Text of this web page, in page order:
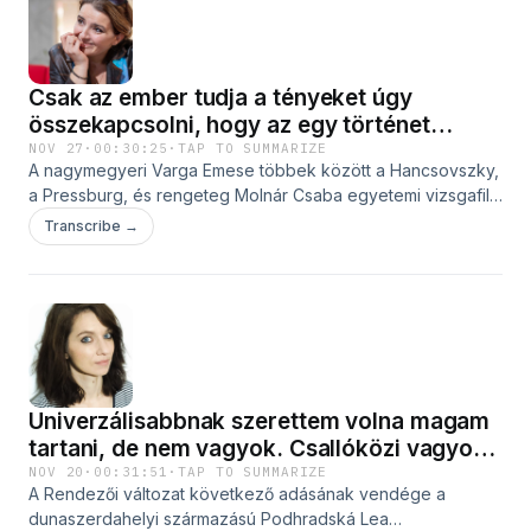
fényképezése között, és arról is, hogyan lett egy
dunaszerdahelyi srácból menő szlovákiai operatőr.
Hallgassátok!
Csak az ember tudja a tényeket úgy
összekapcsolni, hogy az egy történet
legyen, mondja Varga Emese dramaturg
NOV 27 · 00:30:25 ·TAP TO SUMMARIZE
A nagymegyeri Varga Emese többek között a Hancsovszky,
a Pressburg, és rengeteg Molnár Csaba egyetemi vizsgafilm
társírója, de igazából sokkal inkább színházi emberként
ismert. Évtizedekig volt a Komáromi Jókai Színház
drámaíró pályázatnak, szlovákiai magyar filmes és színházi
körökben egy kicsit mindenhol otthon van.
Forgatókönyvírásról, hiányzó művészeti képzésről, és egy
álombéli szentpéteri filmstúdióról is beszélgettünk.
Hallgassátok!A Rendezői változat című podcastet
megtaláljátok a Facebookon és az Instagramon is!
Transcribe →
Univerzálisabbnak szerettem volna magam
tartani, de nem vagyok. Csallóközi vagyok,
mondja Podhradská Lea dokufilm-rendező
NOV 20 · 00:31:51 ·TAP TO SUMMARIZE
A Rendezői változat következő adásának vendége a
dunaszerdahelyi származású Podhradská Lea